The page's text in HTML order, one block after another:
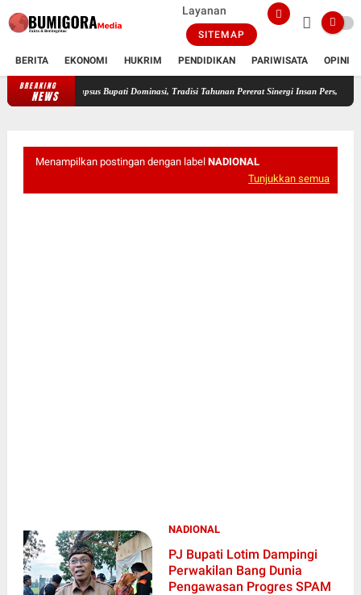
Layanan
SITEMAP
BERITA EKONOMI HUKRIM PENDIDIKAN PARIWISATA OPINI
BREAKING
NEWS FWMO Lotim Gelar Lomba Mancing Kemerdekaan, Stapsus Bupati
Menampilkan postingan dengan label NADIONAL
Tunjukkan semua
NADIONAL
PJ Bupati Lotim Dampingi
Perwakilan Bang Dunia
Pengawasan Progres SPAM